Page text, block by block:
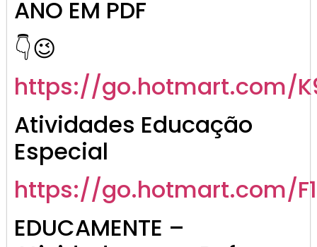
ANO EM PDF
👇😉
https://go.hotmart.com/
Atividades Educação
Especial
https://go.hotmart.com/
EDUCAMENTE –